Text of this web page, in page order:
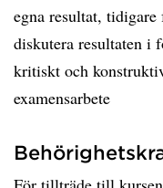
egna resultat,
diskutera resultaten i
kritiskt och
examensarbete